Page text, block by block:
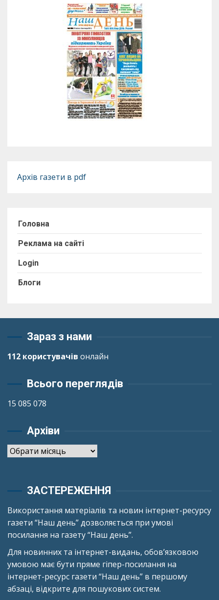
Архів газети в pdf
Головна
Реклама на сайті
Login
Блоги
Зараз з нами
112 користувачів онлайн
Всього переглядів
15 085 078
Архіви
Архіви
ЗАСТЕРЕЖЕННЯ
Використання матеріалів та новин інтернет-ресурсу
газети “Наш день” дозволяється при умові
посилання на газету “Наш день”.
Для новинних та інтернет-видань, обов’язковою
умовою має бути пряме гіпер-посилання на
інтернет-ресурс газети “Наш день” в першому
абзаці, відкрите для пошукових систем.